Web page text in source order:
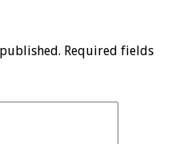
Required fields